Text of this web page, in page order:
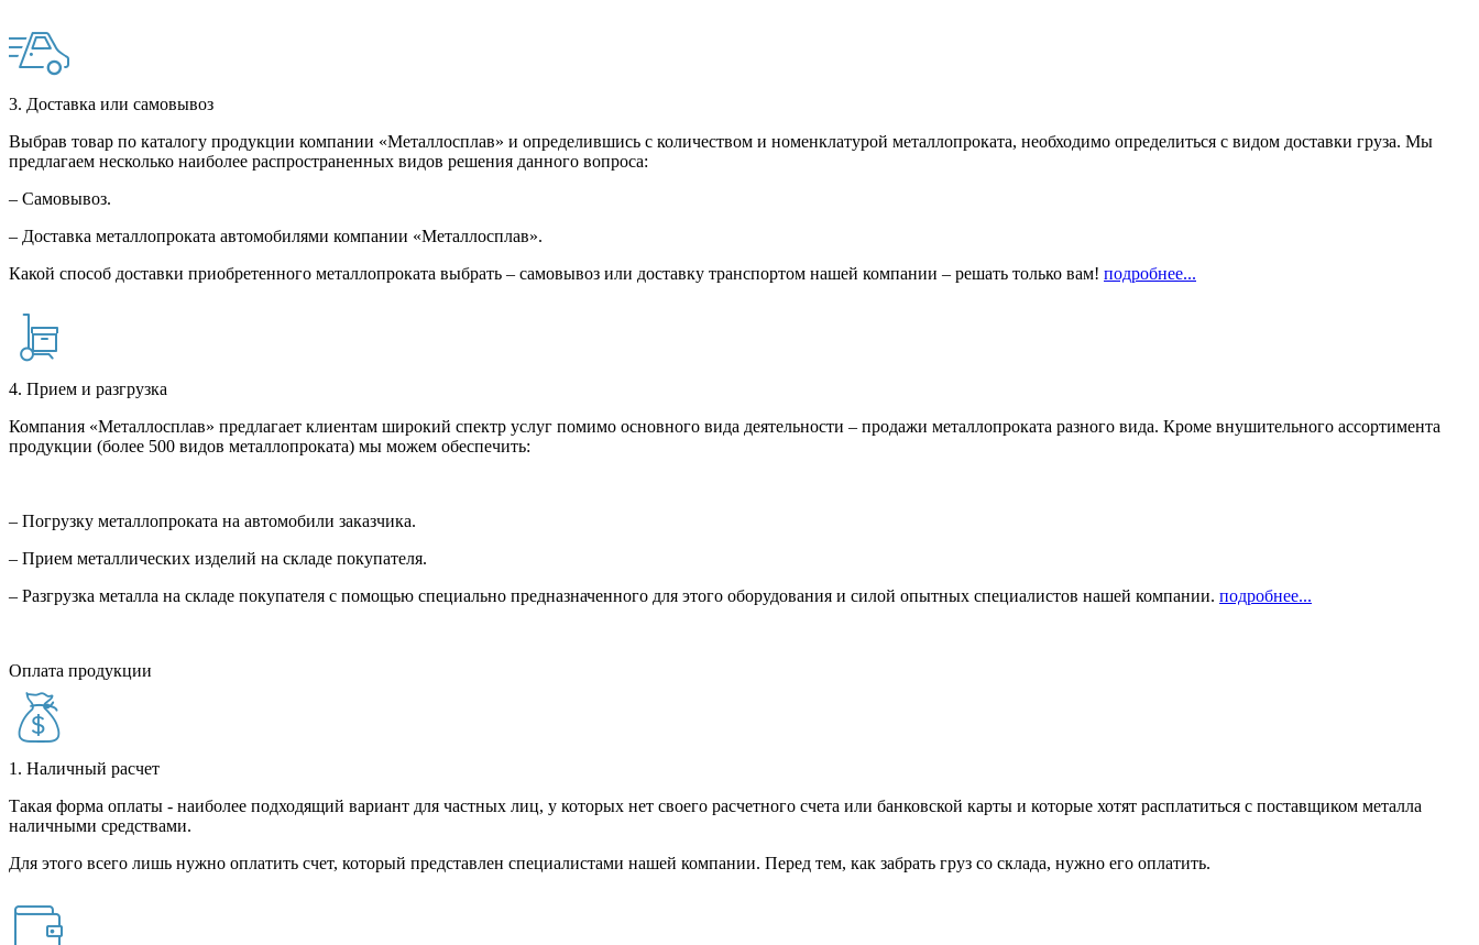
3. Доставка или самовывоз
Выбрав товар по каталогу продукции компании «Металлосплав» и определившись с количеством и номенклатурой металлопроката, необходимо определиться с видом доставки груза. Мы
предлагаем несколько наиболее распространенных видов решения данного вопроса:
– Самовывоз.
– Доставка металлопроката автомобилями компании «Металлосплав».
Какой способ доставки приобретенного металлопроката выбрать – самовывоз или доставку транспортом нашей компании – решать только вам! подробнее...
4. Прием и разгрузка
Компания «Металлосплав» предлагает клиентам широкий спектр услуг помимо основного вида деятельности – продажи металлопроката разного вида. Кроме внушительного ассортимента
продукции (более 500 видов металлопроката) мы можем обеспечить:
– Погрузку металлопроката на автомобили заказчика.
– Прием металлических изделий на складе покупателя.
– Разгрузка металла на складе покупателя с помощью специально предназначенного для этого оборудования и силой опытных специалистов нашей компании. подробнее...
Оплата продукции
1. Наличный расчет
Такая форма оплаты - наиболее подходящий вариант для частных лиц, у которых нет своего расчетного счета или банковской карты и которые хотят расплатиться с поставщиком металла
наличными средствами.
Для этого всего лишь нужно оплатить счет, который представлен специалистами нашей компании. Перед тем, как забрать груз со склада, нужно его оплатить.